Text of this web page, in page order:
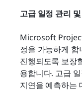
고급 일정 관리
Microsoft
정을 가능하게
진행되도록 보장
용합니다. 고급
지연을 예측하는